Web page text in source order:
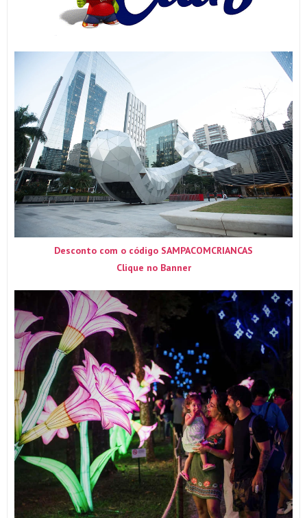
Desconto com o código SAMPACOMCRIANCAS
Clique no Banner